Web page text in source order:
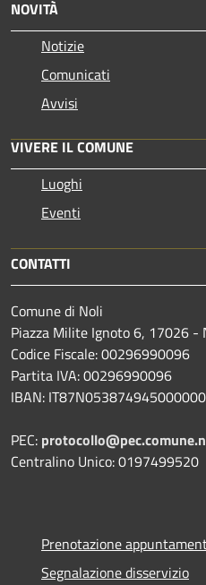
NOVITÀ
Notizie
Comunicati
Avvisi
VIVERE IL COMUNE
Luoghi
Eventi
CONTATTI
Comune di Noli
Piazza Milite Ignoto 6, 17026 -
Codice Fiscale: 00296990096
Partita IVA: 00296990096
IBAN:
PEC:
Centralino Unico: 0197499520
Prenotazione
Segnalazione disservizio